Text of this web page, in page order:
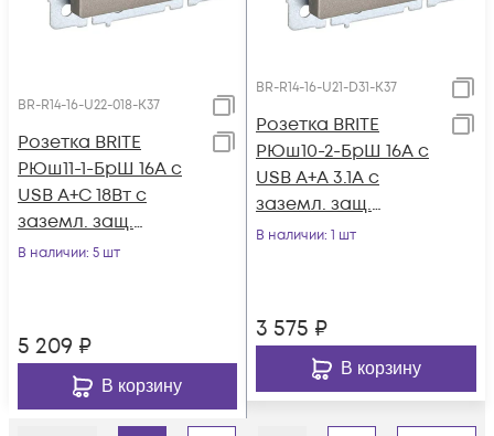
BR-R14-16-U22-018-K37
Розетка BRITE
РЮш11-1-БрШ 16А с
USB A+C 18Вт с
заземл. защ.
шторки шампань
В наличии: 5 шт
5 209 ₽
В корзину
BR-R14-16-U21-D31-K37
Розетка BRITE
РЮш10-2-БрШ 16А с
USB A+A 3.1А с
заземл. защ.
шторки шампань
В наличии: 1 шт
3 575 ₽
В корзину